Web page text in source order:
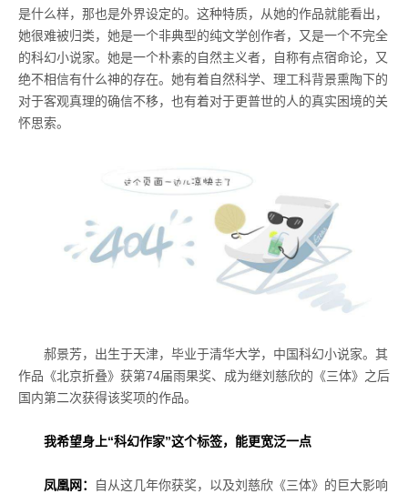
是什么样，那也是外界设定的。这种特质，从她的作品就能看出，
她很难被归类，她是一个非典型的纯文学创作者，又是一个不完全
的科幻小说家。她是一个朴素的自然主义者，自称有点宿命论，又
绝不相信有什么神的存在。她有着自然科学、理工科背景熏陶下的
对于客观真理的确信不移，也有着对于更普世的人的真实困境的关
怀思索。
郝景芳，出生于天津，毕业于清华大学，中国科幻小说家。其
作品《北京折叠》获第74届雨果奖、成为继刘慈欣的《三体》之后
国内第二次获得该奖项的作品。
我希望身上“科幻作家”这个标签，能更宽泛一点
凤凰网：
自从这几年你获奖，以及刘慈欣《三体》的巨大影响